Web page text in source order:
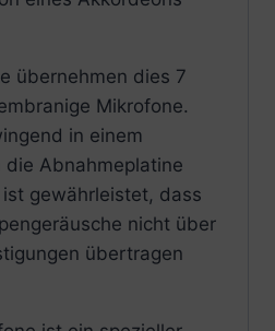
übernehmen dies 7
Mikrofone.
in einem
Abnahmeplatine
gewährleistet, dass
nicht über
übertragen